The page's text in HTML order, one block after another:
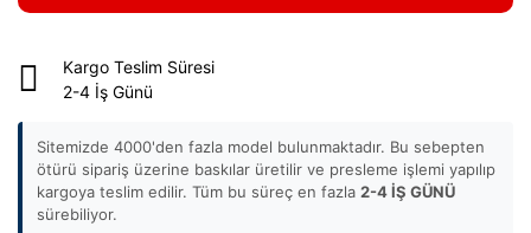
Kargo Teslim Süresi
2-4 İş Günü
Sitemizde 4000'den fazla model bulunmaktadır. Bu sebepten
ötürü sipariş üzerine baskılar üretilir ve presleme işlemi yapılıp
kargoya teslim edilir. Tüm bu süreç en fazla 2-4 İŞ GÜNÜ
sürebiliyor.